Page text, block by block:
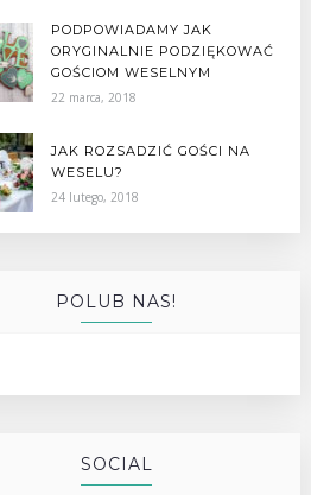
PODPOWIADAMY JAK
ORYGINALNIE PODZIĘKOWAĆ
GOŚCIOM WESELNYM
22 marca, 2018
JAK ROZSADZIĆ GOŚCI NA
WESELU?
24 lutego, 2018
POLUB NAS!
SOCIAL